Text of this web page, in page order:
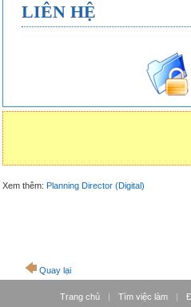
LIÊN HỆ
Xem thêm: Planning Director (Digital)
Quay lại
Trang chủ | Tìm việc làm |